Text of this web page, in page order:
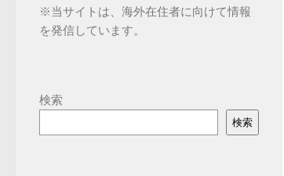
※当サイトは、海外在住者に向けて情報
を発信しています。
検索
検索